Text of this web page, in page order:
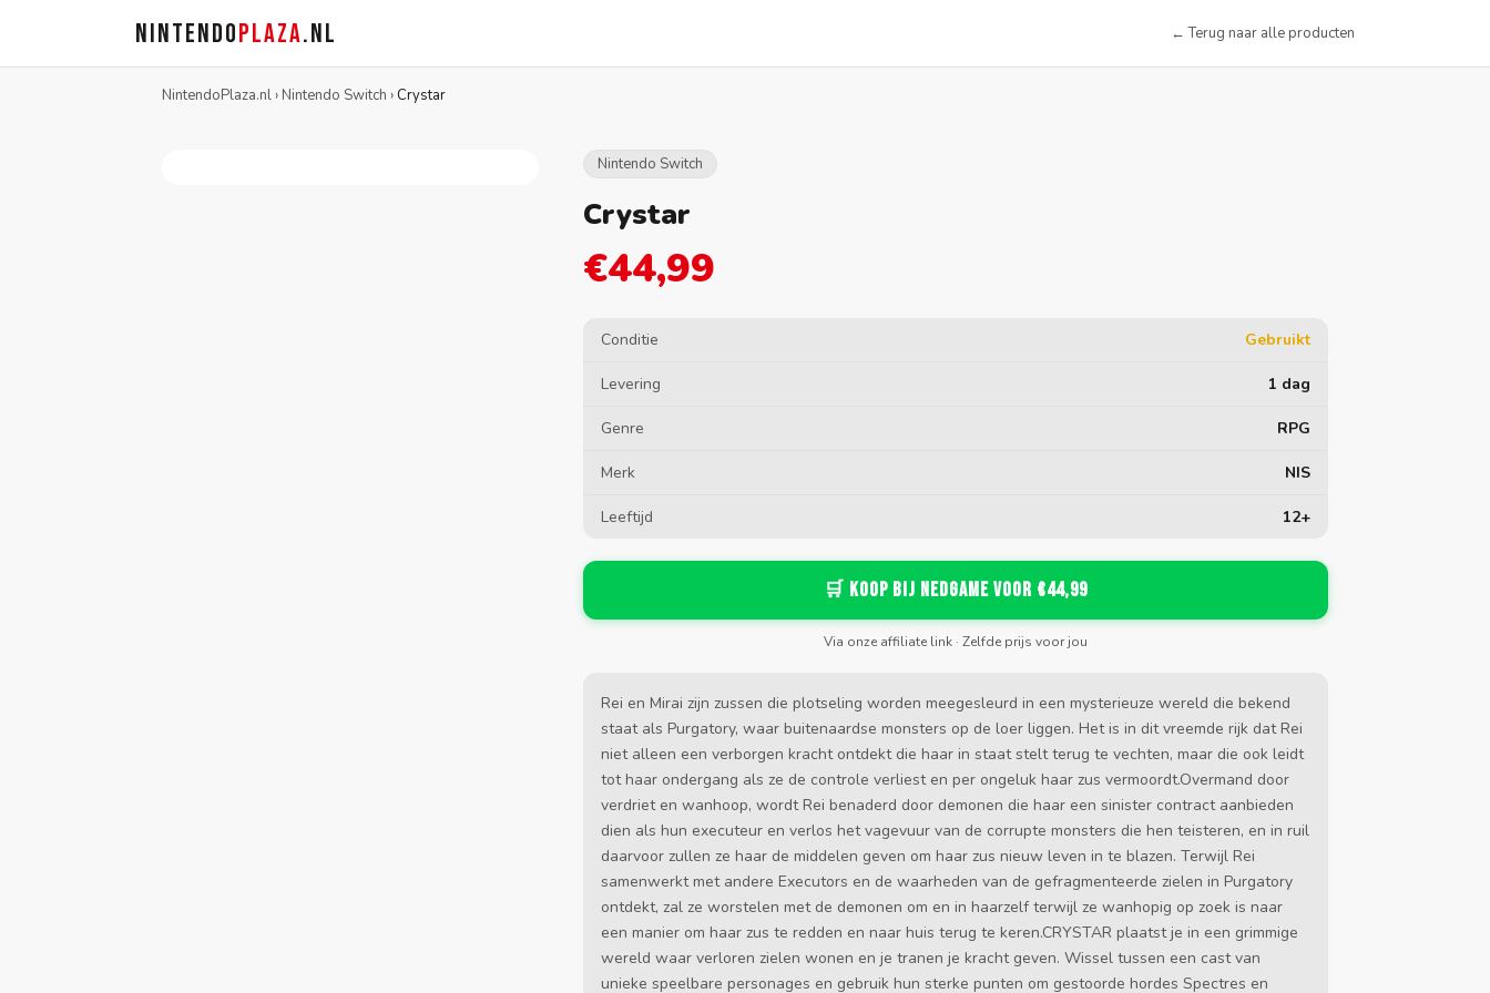
NINTENDOPLAZA.NL ← Terug naar alle producten
NintendoPlaza.nl› Nintendo Switch › Crystar
Nintendo Switch
Crystar
€44,99
Conditie Gebruikt
Levering 1 dag
Genre RPG
Merk NIS
Leeftijd 12+
🛒 Koop bij Nedgame voor €44,99
Via onze affiliate link · Zelfde prijs voor jou
Rei en Mirai zijn zussen die plotseling worden meegesleurd in een mysterieuze wereld die bekend
staat als Purgatory, waar buitenaardse monsters op de loer liggen. Het is in dit vreemde rijk dat Rei
niet alleen een verborgen kracht ontdekt die haar in staat stelt terug te vechten, maar die ook leidt
tot haar ondergang als ze de controle verliest en per ongeluk haar zus vermoordt.Overmand door
verdriet en wanhoop, wordt Rei benaderd door demonen die haar een sinister contract aanbieden
dien als hun executeur en verlos het vagevuur van de corrupte monsters die hen teisteren, en in ruil
daarvoor zullen ze haar de middelen geven om haar zus nieuw leven in te blazen. Terwijl Rei
samenwerkt met andere Executors en de waarheden van de gefragmenteerde zielen in Purgatory
ontdekt, zal ze worstelen met de demonen om en in haarzelf terwijl ze wanhopig op zoek is naar
een manier om haar zus te redden en naar huis terug te keren.CRYSTAR plaatst je in een grimmige
wereld waar verloren zielen wonen en je tranen je kracht geven. Wissel tussen een cast van
unieke speelbare personages en gebruik hun sterke punten om gestoorde hordes Spectres en